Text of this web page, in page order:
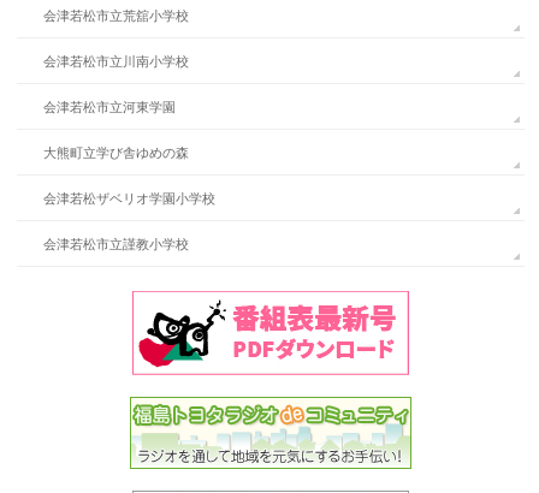
会津若松市立荒舘小学校
会津若松市立川南小学校
会津若松市立河東学園
大熊町立学び舎ゆめの森
会津若松ザベリオ学園小学校
会津若松市立謹教小学校